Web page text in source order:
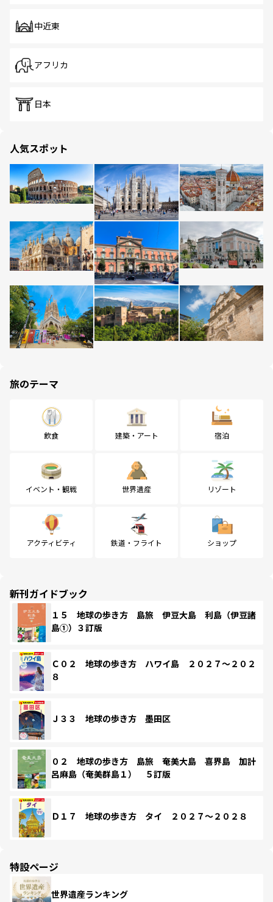
中近東
アフリカ
日本
人気スポット
旅のテーマ
飲食 建築・アート 宿泊
イベント・観戦 世界遺産 リゾート
アクティビティ 鉄道・フライト ショップ
新刊ガイドブック
１５ 地球の歩き方 島旅 伊豆大島 利島（伊豆諸
島①）３訂版
Ｃ０２ 地球の歩き方 ハワイ島 ２０２７～２０２
８
Ｊ３３ 地球の歩き方 墨田区
０２ 地球の歩き方 島旅 奄美大島 喜界島 加計
呂麻島（奄美群島１） ５訂版
Ｄ１７ 地球の歩き方 タイ ２０２７～２０２８
特設ページ
世界遺産ランキング